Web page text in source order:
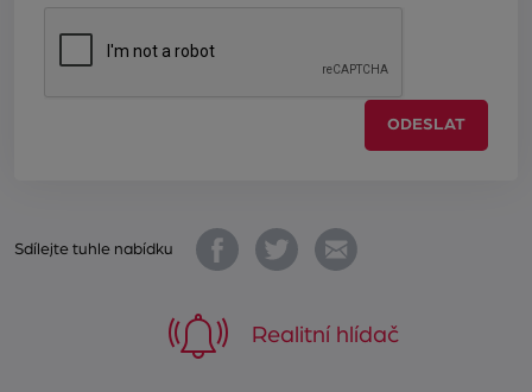
ODESLAT
Sdílejte tuhle nabídku
Realitní hlídač